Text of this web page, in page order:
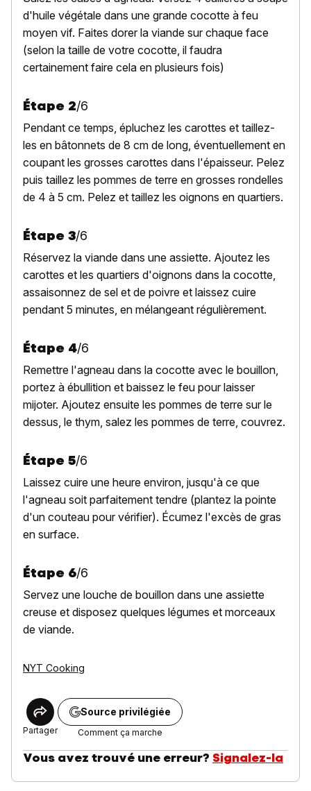
d'huile végétale dans une grande cocotte à feu
moyen vif. Faites dorer la viande sur chaque face
(selon la taille de votre cocotte, il faudra
certainement faire cela en plusieurs fois)
Étape 2/6
Pendant ce temps, épluchez les carottes et taillez-
les en bâtonnets de 8 cm de long, éventuellement en
coupant les grosses carottes dans l'épaisseur. Pelez
puis taillez les pommes de terre en grosses rondelles
de 4 à 5 cm. Pelez et taillez les oignons en quartiers.
Étape 3/6
Réservez la viande dans une assiette. Ajoutez les
carottes et les quartiers d'oignons dans la cocotte,
assaisonnez de sel et de poivre et laissez cuire
pendant 5 minutes, en mélangeant régulièrement.
Étape 4/6
Remettre l'agneau dans la cocotte avec le bouillon,
portez à ébullition et baissez le feu pour laisser
mijoter. Ajoutez ensuite les pommes de terre sur le
dessus, le thym, salez les pommes de terre, couvrez.
Étape 5/6
Laissez cuire une heure environ, jusqu'à ce que
l'agneau soit parfaitement tendre (plantez la pointe
d'un couteau pour vérifier). Écumez l'excès de gras
en surface.
Étape 6/6
Servez une louche de bouillon dans une assiette
creuse et disposez quelques légumes et morceaux
de viande.
NYT Cooking
Partager
Source privilégiée
Comment ça marche
Vous avez trouvé une erreur? Signalez-la